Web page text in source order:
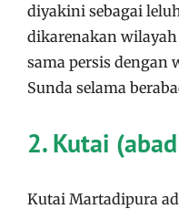
diyakini sebagai
dikarenakan wilayah
sama persis dengan
Sunda selama
2. Kutai
Kutai Martadipura